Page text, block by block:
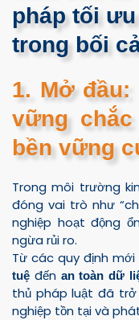
pháp tối
trong bối
1. Mở đầu:
vững
bền vững
Trong môi trường
đóng vai trò như
nghiệp hoạt động
ngừa rủi ro.
Từ các quy định mới
tuệ đến an toàn dữ
thủ pháp luật đã
nghiệp tồn tại và